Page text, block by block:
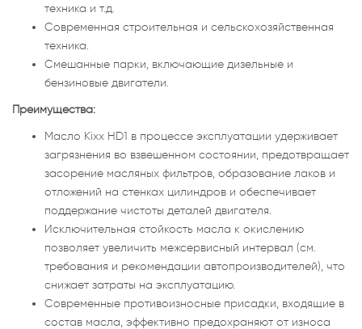
техника и т.д.
Современная строительная и сельскохозяйственная
техника.
Смешанные парки, включающие дизельные и
бензиновые двигатели.
Преимущества:
Масло Kixx HD1 в процессе эксплуатации удерживает
загрязнения во взвешенном состоянии, предотвращает
засорение масляных фильтров, образование лаков и
отложений на стенках цилиндров и обеспечивает
поддержание чистоты деталей двигателя.
Исключительная стойкость масла к окислению
позволяет увеличить межсервисный интервал (см.
требования и рекомендации автопроизводителей), что
снижает затраты на эксплуатацию.
Современные противоизносные присадки, входящие в
состав масла, эффективно предохраняют от износа